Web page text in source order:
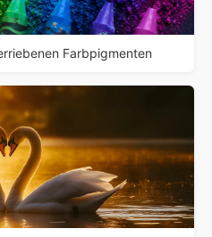
Farbpigmenten